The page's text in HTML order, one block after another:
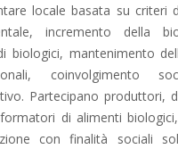
locale basata su criteri
incremento della
biologici, mantenimento
coinvolgimento
Partecipano produttori,
di alimenti
con finalità sociali